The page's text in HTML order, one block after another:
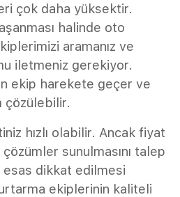
çok daha yüksektir.
halinde oto
aramanız ve
iletmeniz gerekiyor.
ekip harekete geçer ve
çözülebilir.
hızlı olabilir. Ancak fiyat
sunulmasını talep
dikkat edilmesi
ekiplerinin kaliteli